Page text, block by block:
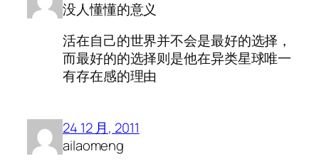
没人懂懂的意义
活在自己的世界并不会是最好的选择，
而最好的的选择则是他在异类星球唯一
有存在感的理由
24 12 月, 2011
ailaomeng